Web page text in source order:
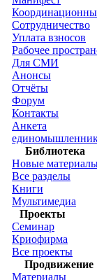
Сотрудничество
Уплата взносов
Рабочее
Для СМИ
Анонсы
Отчёты
Форум
Контакты
Анкета
Библиотека
Новые
Все разделы
Книги
Мультимедиа
Проекты
Семинар
Криофирма
Все проекты
Продвижение
Материалы